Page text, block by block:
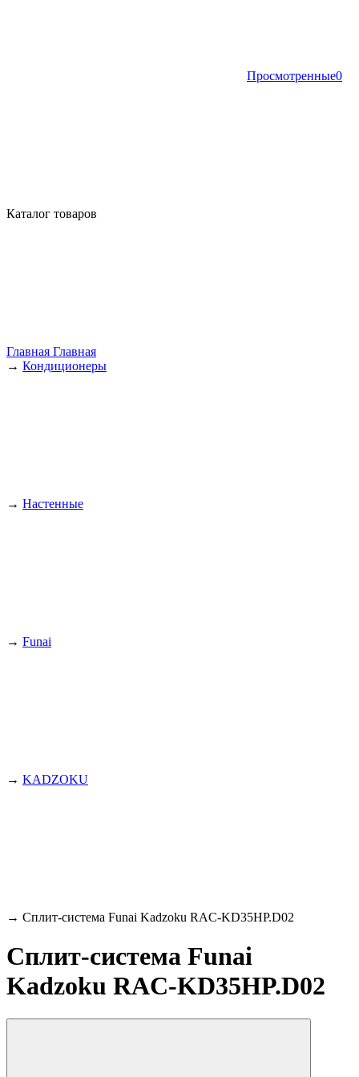
Просмотренные0
Каталог товаров
Главная Главная
→ Кондиционеры
→ Настенные
→ Funai
→ KADZOKU
→ Сплит-система Funai Kadzoku RAC-KD35HP.D02
Сплит-система Funai
Kadzoku RAC-KD35HP.D02